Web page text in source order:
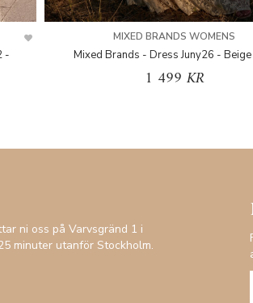
-
MIXED BRANDS WOMENS
Mixed Brands - Dress Juny26 - Beige
1 499 KR
ni oss på Varvsgränd 1 i
minuter utanför Stockholm.